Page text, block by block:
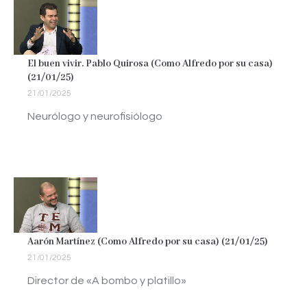
El buen vivir. Pablo Quirosa (Como Alfredo por su casa)
(21/01/25)
21/01/2025
Neurólogo y neurofisiólogo
Aarón Martínez (Como Alfredo por su casa) (21/01/25)
21/01/2025
Director de «A bombo y platillo»